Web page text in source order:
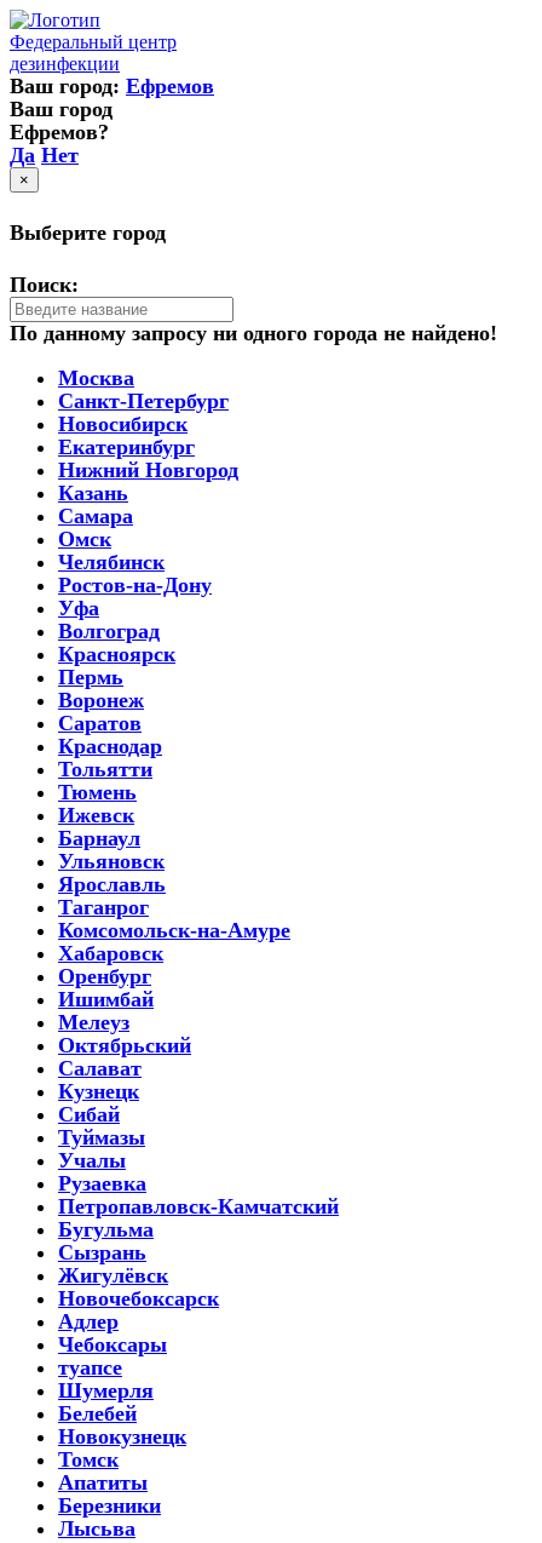
Федеральный центр
дезинфекции
Ваш город: Ефремов
Ваш город
Ефремов?
Да Нет
×
Выберите город
Поиск:
По данному запросу ни одного города не найдено!
Москва
Санкт-Петербург
Новосибирск
Екатеринбург
Нижний Новгород
Казань
Самара
Омск
Челябинск
Ростов-на-Дону
Уфа
Волгоград
Красноярск
Пермь
Воронеж
Саратов
Краснодар
Тольятти
Тюмень
Ижевск
Барнаул
Ульяновск
Ярославль
Таганрог
Комсомольск-на-Амуре
Хабаровск
Оренбург
Ишимбай
Мелеуз
Октябрьский
Салават
Кузнецк
Сибай
Туймазы
Учалы
Рузаевка
Петропавловск-Камчатский
Бугульма
Сызрань
Жигулёвск
Новочебоксарск
Адлер
Чебоксары
туапсе
Шумерля
Белебей
Новокузнецк
Томск
Апатиты
Березники
Лысьва